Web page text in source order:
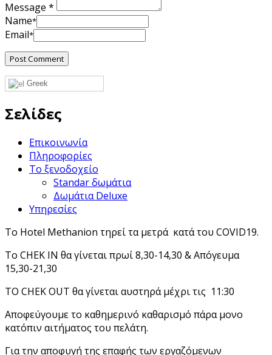
Message *
Name*
Email*
Greek
Σελίδες
Επικοινωνία
Πληροφορίες
Το ξενοδοχείο
Standar δωμάτια
Δωμάτια Deluxe
Υπηρεσίες
Το Hotel Methanion τηρεί τα μετρά κατά του COVID19.
Το CHEK IN θα γίνεται πρωί 8,30-14,30 & Απόγευμα
15,30-21,30
ΤΟ CHEK OUT θα γίνεται αυστηρά μέχρι τις 11:30
Αποφεύγουμε το καθημερινό καθαρισμό πάρα μονο
κατόπιν αιτήματος του πελάτη.
Για την αποφυγή της επαφής των εργαζόμενων